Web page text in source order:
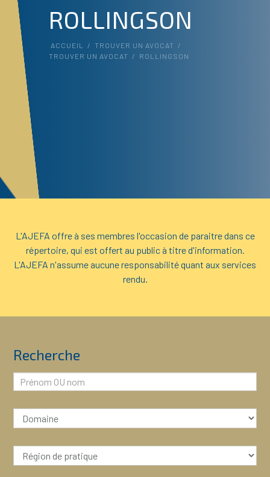
ROLLINGSON
ACCUEIL / TROUVER UN AVOCAT
/
TROUVER UN AVOCAT / ROLLINGSON
L'AJEFA offre à ses membres l'occasion de paraitre dans ce
répertoire, qui est offert au public à titre d'information.
L'AJEFA n'assume aucune responsabilité quant aux services
rendu.
Recherche